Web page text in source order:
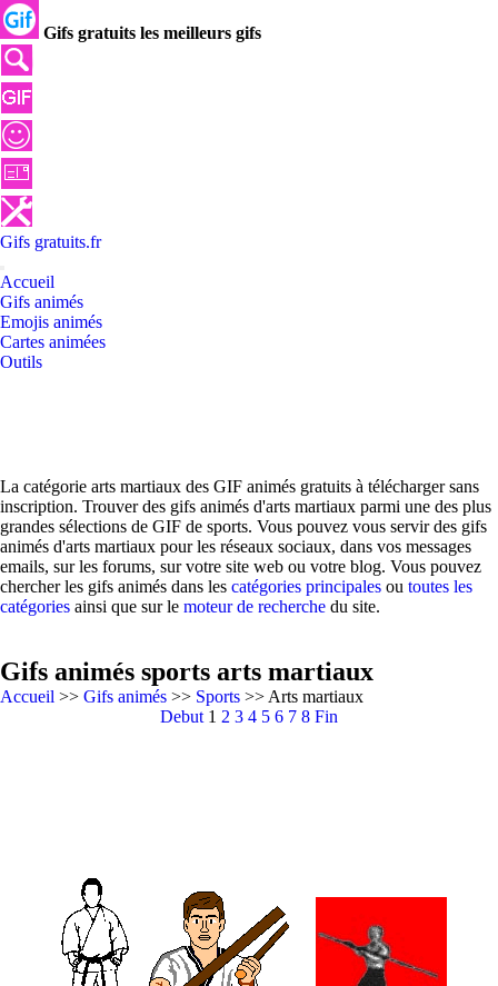
Gifs gratuits les meilleurs gifs
Gifs gratuits.fr
Accueil
Gifs animés
Emojis animés
Cartes animées
Outils
La catégorie arts martiaux des GIF animés gratuits à télécharger sans
inscription. Trouver des gifs animés d'arts martiaux parmi une des plus
grandes sélections de GIF de sports. Vous pouvez vous servir des gifs
animés d'arts martiaux pour les réseaux sociaux, dans vos messages
emails, sur les forums, sur votre site web ou votre blog. Vous pouvez
chercher les gifs animés dans les catégories principales ou toutes les
catégories ainsi que sur le moteur de recherche du site.
Gifs animés sports arts martiaux
Accueil >> Gifs animés >> Sports >> Arts martiaux
Debut 1 2 3 4 5 6 7 8 Fin